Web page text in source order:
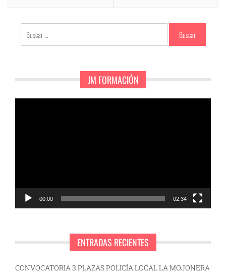
Buscar:
JM FORMACIÓN
00:00 02:34
ENTRADAS RECIENTES
CONVOCATORIA 3 PLAZAS POLICÍA LOCAL LA MOJONERA